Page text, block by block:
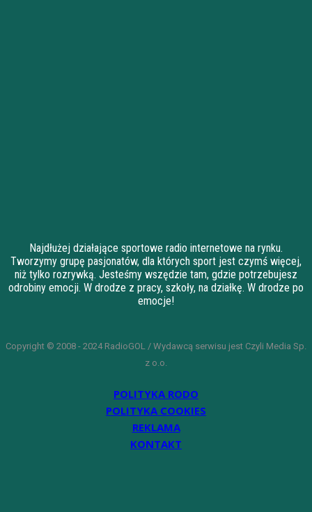
Najdłużej działające sportowe radio internetowe na rynku.
Tworzymy grupę pasjonatów, dla których sport jest czymś więcej,
niż tylko rozrywką. Jesteśmy wszędzie tam, gdzie potrzebujesz
odrobiny emocji. W drodze z pracy, szkoły, na działkę. W drodze po
emocje!
Copyright © 2008 - 2024 RadioGOL / Wydawcą serwisu jest Czyli Media Sp.
z o.o.
POLITYKA RODO
POLITYKA COOKIES
REKLAMA
KONTAKT